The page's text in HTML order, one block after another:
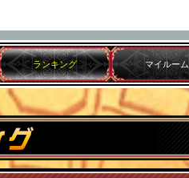
ランキング マイルーム